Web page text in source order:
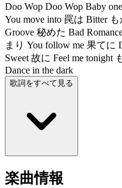
Doo Wop Doo Wop Baby
You move into 罠は Bitter
Groove 秘めた Bad
まり You follow me 果てに
Sweet 故に Feel me tonight
Dance in the dark
歌詞をすべて見る
楽曲情報